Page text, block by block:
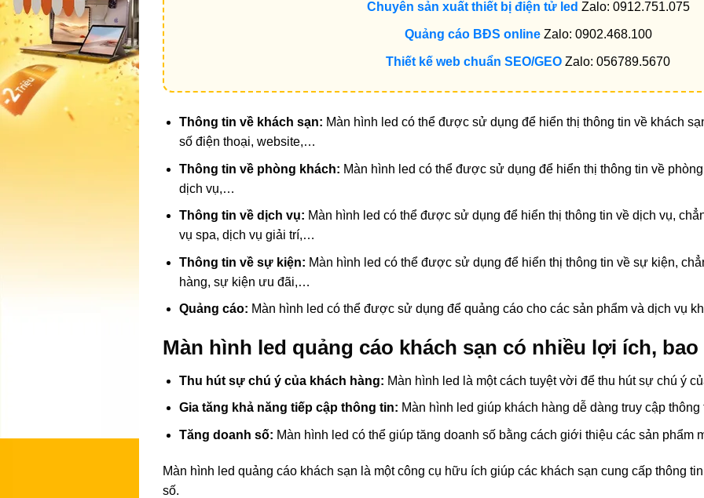
Chuyên sản xuất thiết bị điện tử led Zalo: 0912.751.075
Quảng cáo BĐS onlineZalo: 0902.468.100
Thiết kế web chuẩn SEO/GEO Zalo: 056789.5670
Thông tin về khách sạn: Màn hình led có thể được sử dụng để hiển thị thông tin về khách
số điện thoại, website,…
Thông tin về phòng khách: Màn hình led có thể được sử dụng để hiển thị thông tin về
dịch vụ,…
Thông tin về dịch vụ: Màn hình led có thể được sử dụng để hiển thị thông tin về dịch vụ,
vụ spa, dịch vụ giải trí,…
Thông tin về sự kiện: Màn hình led có thể được sử dụng để hiển thị thông tin về sự kiện,
hàng, sự kiện ưu đãi,…
Quảng cáo: Màn hình led có thể được sử dụng để quảng cáo cho các sản phẩm và dịch vụ
Màn hình led quảng cáo khách sạn có nhiều lợi ích,
Thu hút sự chú ý của khách hàng: Màn hình led là một cách tuyệt vời để thu hút sự chú ý
Gia tăng khả năng tiếp cập thông tin: Màn hình led giúp khách hàng dễ dàng truy cập
Tăng doanh số: Màn hình led có thể giúp tăng doanh số bằng cách giới thiệu các sản phẩm
Màn hình led quảng cáo khách sạn là một công cụ hữu ích giúp các khách sạn cung cấp thông
số.